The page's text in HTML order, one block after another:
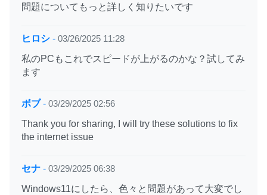
問題についてもっと詳しく知りたいです
ヒロシ - 03/26/2025 11:28
私のPCもこれでスピードが上がるのかな？試してみ
ます
ボブ- 03/29/2025 02:56
Thank you for sharing, I will try these solutions to fix
the internet issue
セナ - 03/29/2025 06:38
Windows11にしたら、色々と問題があって大変でし